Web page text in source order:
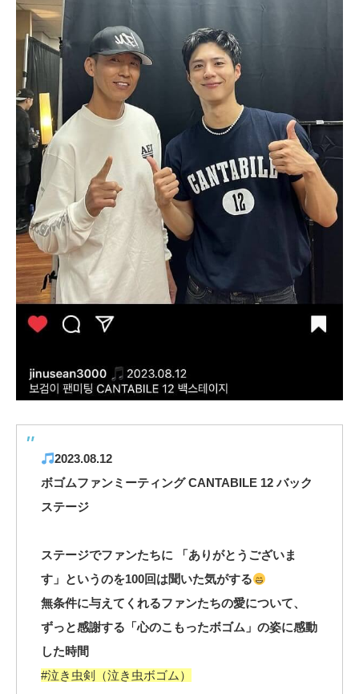
2023.08.12
ボゴムファンミーティング CANTABILE 12 バック
ステージ
ステージでファンたちに 「ありがとうございま
す」というのを100回は聞いた気がする
無条件に与えてくれるファンたちの愛について、
ずっと感謝する「心のこもったボゴム」の姿に感動
した時間
#泣き虫剣（泣き虫ボゴム）